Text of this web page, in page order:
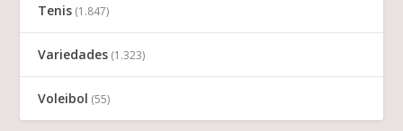
Tenis (1.847)
Variedades (1.323)
Voleibol (55)